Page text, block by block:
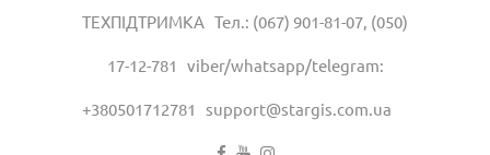
ТЕХПІДТРИМКА Тел.: (067) 901-81-07, (050)
17-12-781 viber/whatsapp/telegram:
+380501712781 support@stargis.com.ua